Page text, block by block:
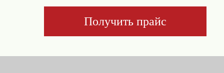
Получить прайс